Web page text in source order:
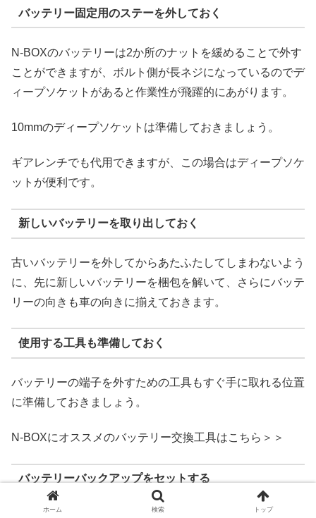
バッテリー固定用のステーを外しておく
N-BOXのバッテリーは2か所のナットを緩めることで外す
ことができますが、ボルト側が長ネジになっているのでデ
ィープソケットがあると作業性が飛躍的にあがります。
10mmのディープソケットは準備しておきましょう。
ギアレンチでも代用できますが、この場合はディープソケ
ットが便利です。
新しいバッテリーを取り出しておく
古いバッテリーを外してからあたふたしてしまわないよう
に、先に新しいバッテリーを梱包を解いて、さらにバッテ
リーの向きも車の向きに揃えておきます。
使用する工具も準備しておく
バッテリーの端子を外すための工具もすぐ手に取れる位置
に準備しておきましょう。
N-BOXにオススメのバッテリー交換工具はこちら＞＞
バッテリーバックアップをセットする
ホーム 検索 トップ